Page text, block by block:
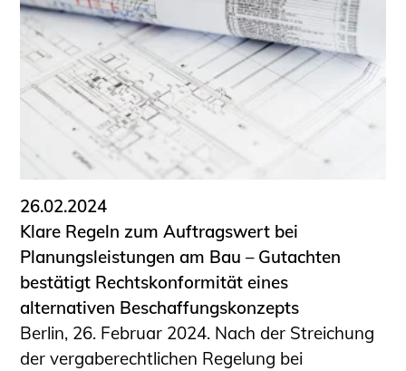
26.02.2024
Klare Regeln zum Auftragswert bei
Planungsleistungen am Bau – Gutachten
bestätigt Rechtskonformität eines
alternativen Beschaffungskonzepts
Berlin, 26. Februar 2024. Nach der Streichung
der vergaberechtlichen Regelung bei